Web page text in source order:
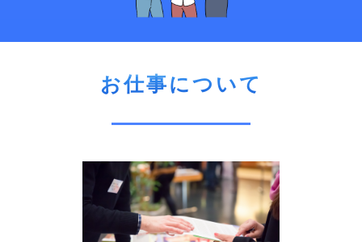
お仕事について